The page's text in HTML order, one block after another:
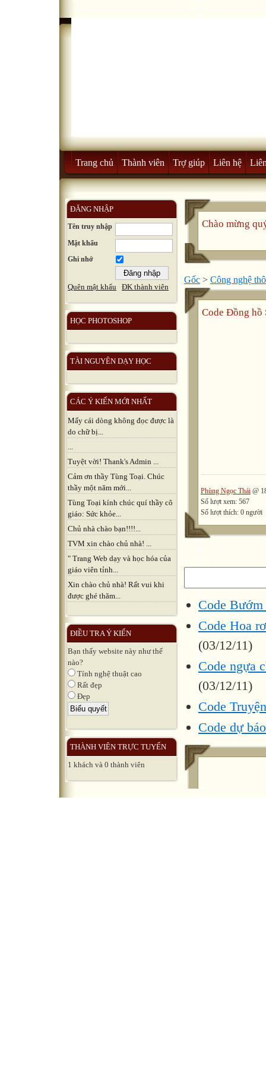
Trang chủ Thành viên Trợ giúp Liên hệ
ĐĂNG NHẬP
Tên truy nhập
Mật khẩu
Ghi nhớ
Quên mật khẩu ĐK thành viên
HỌC PHOTOSHOP
TÀI NGUYÊN DẠY HỌC
CÁC Ý KIẾN MỚI NHẤT
Mấy cái dòng không đọc được là
do chữ bị...
...
Tuyệt vời! Thank's Admin ...
Cảm ơn thầy Tùng Toại. Chúc
thầy một năm mới...
Tùng Toại kính chúc quí thầy cô
giáo: Sức khỏe...
Chủ nhà chào bạn!!!!...
TVM xin chào chủ nhà! ...
" Trang Web dạy và học hóa của
giáo viên tỉnh...
Xin chào chủ nhà! Rất vui khi
được ghé thăm...
ĐIỀU TRA Ý KIẾN
Bạn thấy website này như thế
nào?
Tính nghệ thuật cao
Rất đẹp
Đẹp
THÀNH VIÊN TRỰC TUYẾN
1 khách và 0 thành viên
Chào mừng
Gốc > Công nghệ
Code Đồng hồ
Phùng Ngọc Thái @
Số lượt xem: 567
Số lượt thích: 0 người
Code Bướm
Code Hoa
(03/12/11)
Code ngựa
(03/12/11)
Code
Code dự